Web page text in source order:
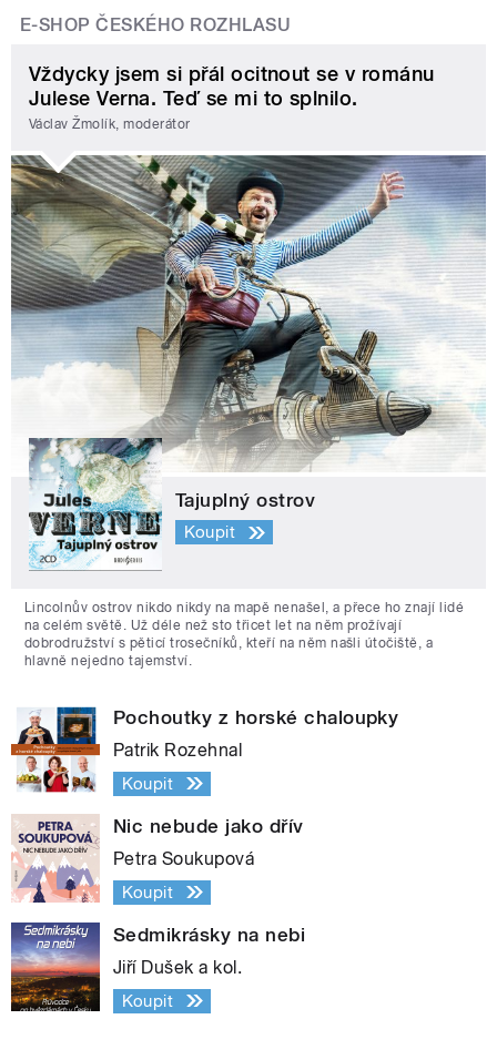
E-SHOP ČESKÉHO ROZHLASU
Vždycky jsem si přál ocitnout se v románu
Julese Verna. Teď se mi to splnilo.
Václav Žmolík, moderátor
Tajuplný ostrov
Koupit
Lincolnův ostrov nikdo nikdy na mapě nenašel, a přece ho znají lidé
na celém světě. Už déle než sto třicet let na něm prožívají
dobrodružství s pěticí trosečníků, kteří na něm našli útočiště, a
hlavně nejedno tajemství.
Pochoutky z horské chaloupky
Patrik Rozehnal
Koupit
Nic nebude jako dřív
Petra Soukupová
Koupit
Sedmikrásky na nebi
Jiří Dušek a kol.
Koupit